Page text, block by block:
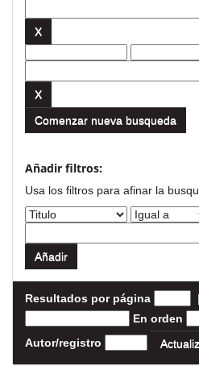
Comenzar nueva busqueda
Añadir filtros:
Usa los filtros para afinar la
Resultados por página
En orden
Autor/registro